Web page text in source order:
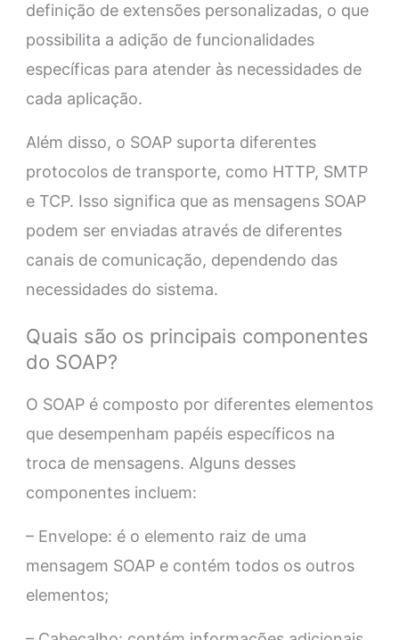
definição de extensões personalizadas, o que
possibilita a adição de funcionalidades
específicas para atender às necessidades de
cada aplicação.
Além disso, o SOAP suporta diferentes
protocolos de transporte, como HTTP, SMTP
e TCP. Isso significa que as mensagens SOAP
podem ser enviadas através de diferentes
canais de comunicação, dependendo das
necessidades do sistema.
Quais são os principais componentes
do SOAP?
O SOAP é composto por diferentes elementos
que desempenham papéis específicos na
troca de mensagens. Alguns desses
componentes incluem:
– Envelope: é o elemento raiz de uma
mensagem SOAP e contém todos os outros
elementos;